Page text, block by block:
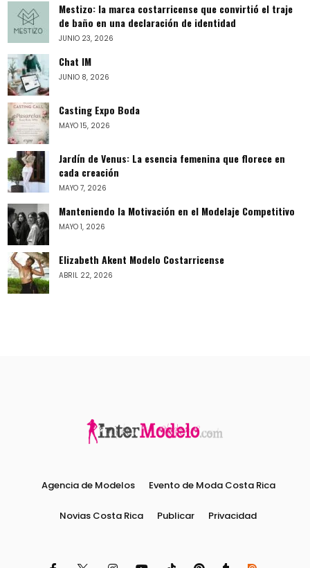
Mestizo: la marca costarricense que convirtió el traje
de baño en una declaración de identidad
JUNIO 23, 2026
Chat IM
JUNIO 8, 2026
Casting Expo Boda
MAYO 15, 2026
Jardín de Venus: La esencia femenina que florece en
cada creación
MAYO 7, 2026
Manteniendo la Motivación en el Modelaje Competitivo
MAYO 1, 2026
Elizabeth Akent Modelo Costarricense
ABRIL 22, 2026
Agencia de Modelos Evento de Moda Costa Rica
Novias Costa Rica Publicar Privacidad